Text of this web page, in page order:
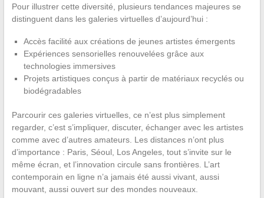
Pour illustrer cette diversité, plusieurs tendances majeures se
distinguent dans les galeries virtuelles d’aujourd’hui :
Accès facilité aux créations de jeunes artistes émergents
Expériences sensorielles renouvelées grâce aux
technologies immersives
Projets artistiques conçus à partir de matériaux recyclés ou
biodégradables
Parcourir ces galeries virtuelles, ce n’est plus simplement
regarder, c’est s’impliquer, discuter, échanger avec les artistes
comme avec d’autres amateurs. Les distances n’ont plus
d’importance : Paris, Séoul, Los Angeles, tout s’invite sur le
même écran, et l’innovation circule sans frontières. L’art
contemporain en ligne n’a jamais été aussi vivant, aussi
mouvant, aussi ouvert sur des mondes nouveaux.